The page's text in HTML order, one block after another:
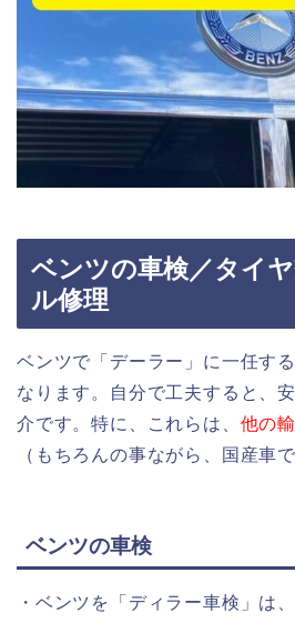
ベンツの車検／タイ
ル修理
ベンツで「デーラー」に一任す
なります。自分で工夫すると、
介です。特に、これらは、 他の
（もちろんの事ながら、国産車で
ベンツの車検
・ベンツを「ディラー車検」は